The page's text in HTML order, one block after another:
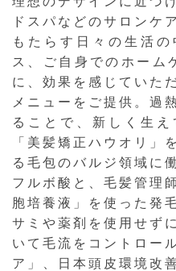
ドスパなどのサロンケ
もたらす日々の生活
ス、ご自身でのホーム
に、効果を感じていた
メニューをご提供。過
ることで、新しく生
「美髪矯正ハウオリ」
る毛包のバルジ領域に
フルボ酸と、毛髪管理
胞培養液」を使った発
サミや薬剤を使用せず
いて毛流をコントロー
ア」、日本頭皮環境改